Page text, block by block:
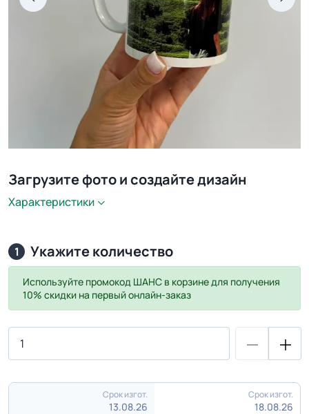
Загрузите фото и создайте дизайн
Характеристики
1 Укажите количество
Используйте промокод ШАНС в корзине для получения
10% скидки на первый онлайн-заказ
Срок изгот.
13.08.26
Срок изгот.
18.08.26